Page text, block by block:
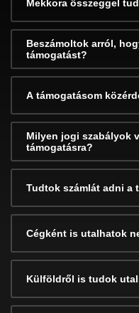
Mekkora összeggel
Beszámoltok arról,
támogatást?
A támogatásom
Milyen jogi szabályok
támogatásra?
Tudtok számlát adni a
Cégként is utalhatok
Külföldről is tudok